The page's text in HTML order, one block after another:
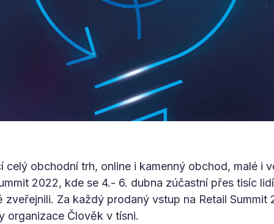
celý obchodní trh, online i kamenný obchod, malé i
2022, kde se 4.- 6. dubna zúčastní přes tisíc
zveřejnili. Za každý prodaný vstup na Retail Summit
organizace Člověk v tísni.